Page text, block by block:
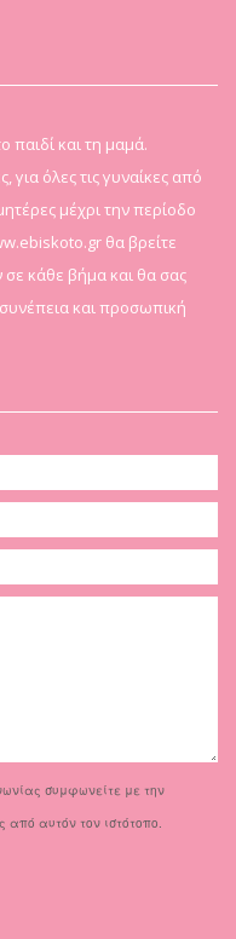
παιδί και τη μαμά.
όλες τις γυναίκες από
μέχρι την περίοδο
θα βρείτε
κάθε βήμα και θα σας
και προσωπική
συμφωνείτε με την
από αυτόν τον ιστότοπο.